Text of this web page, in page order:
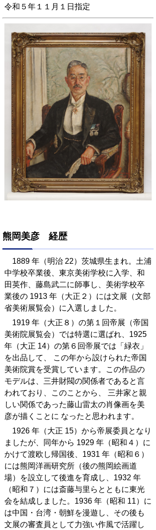
令和５年１１月１日指定
熊岡美彦 経歴
1889 年（明治 22）茨城県生まれ。土浦
中学校卒業後、東京美術学校に入学、和
田英作、藤島武二に師事し、美術学校卒
業後の 1913 年（大正２）には文展（文部
省美術展覧会）に入選しました。
1919 年（大正８）の第１回帝展（帝国
美術院展覧会）では特選に選ばれ、1925
年（大正 14）の第６回帝展では「緑衣」
を出品して、 この年から設けられた帝国
美術院賞を受賞しています。この作品の
モデルは、三井財閥の関係者であると言
われており、このことから、 三井家と親
しい関係であった藤山雷太の肖像画を美
彦が描くことに なったと思われます。
1926 年（大正 15）から帝展委員となり
ましたが、同年から 1929 年（昭和４）に
かけて渡欧し帰国後、1931 年（昭和６）
には熊岡洋画研究所（後の熊岡絵画道
場）を設立して後進を育成し、1932 年
（昭和７）には斎藤与里らとともに東光
会を結成しました。 1936 年（昭和 11）に
は中国・台湾・朝鮮を漫遊し、その後も
文展の審査員として力強い作風で活躍し